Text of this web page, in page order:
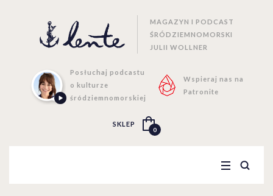
MAGAZYN I PODCAST
ŚRÓDZIEMNOMORSKI
JULII WOLLNER
Posłuchaj podcastu
o kulturze
śródziemnomorskiej
Wspieraj nas na
Patronite
SKLEP
0